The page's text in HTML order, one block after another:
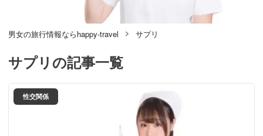
男女の旅行情報ならhappy-travel サプリ
サプリ の記事一覧
性交関係